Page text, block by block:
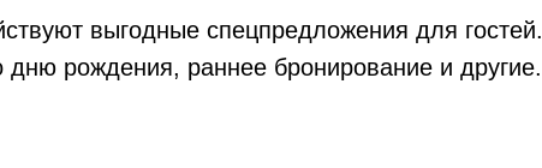
выгодные спецпредложения для гостей.
дню рождения, раннее бронирование и другие.